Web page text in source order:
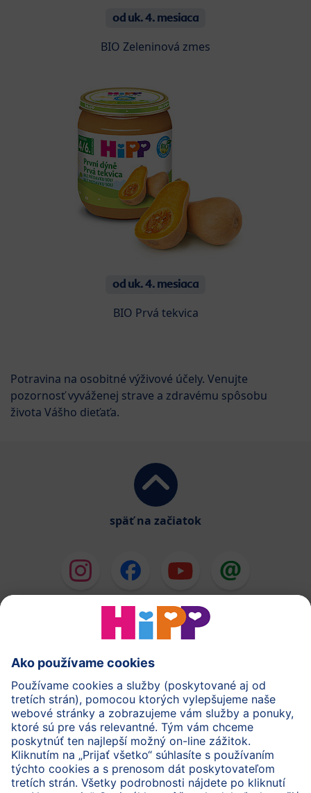
od uk. 4. mesiaca
BIO Zeleninová zmes
od uk. 4. mesiaca
BIO Prvá tekvica
Potravina na osobitné výživové účely. Venujte
pozornosť vyváženej strave a zdravému spôsobu
života Vášho dieťaťa.
späť na začiatok
HiPP Mlieka
HiPP Príkrmy
HiPP Tehotenstvo
Ochrana osobných údajov
Cookies a pravidlá používania webovej stránky
Imprint
O spoločnosti HiPP Kontakt